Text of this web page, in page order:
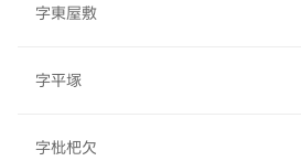
字東屋敷
字平塚
字枇杷欠